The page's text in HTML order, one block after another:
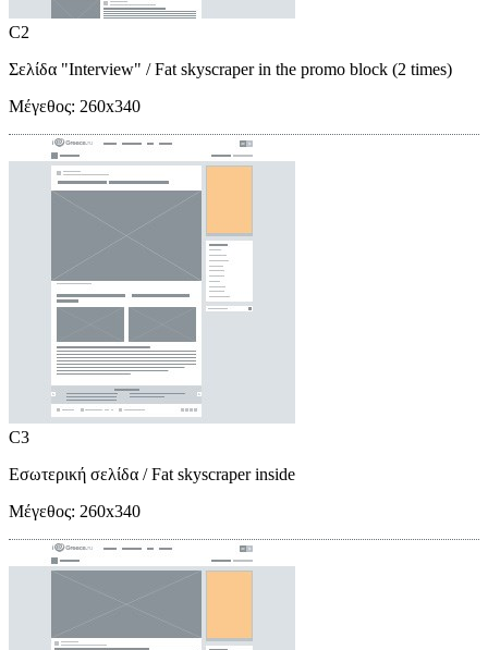
C2
Σελίδα "Interview" / Fat skyscraper in the promo block (2 times)
Μέγεθος: 260x340
C3
Εσωτερική σελίδα / Fat skyscraper inside
Μέγεθος: 260x340